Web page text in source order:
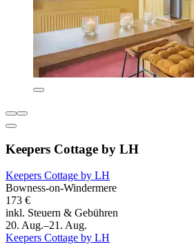
Keepers Cottage by LH
Keepers Cottage by LH
Bowness-on-Windermere
173 €
inkl. Steuern & Gebühren
20. Aug.–21. Aug.
Keepers Cottage by LH